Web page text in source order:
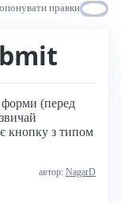
правки
форми (перед
кнопку з типом
автор: NagarD